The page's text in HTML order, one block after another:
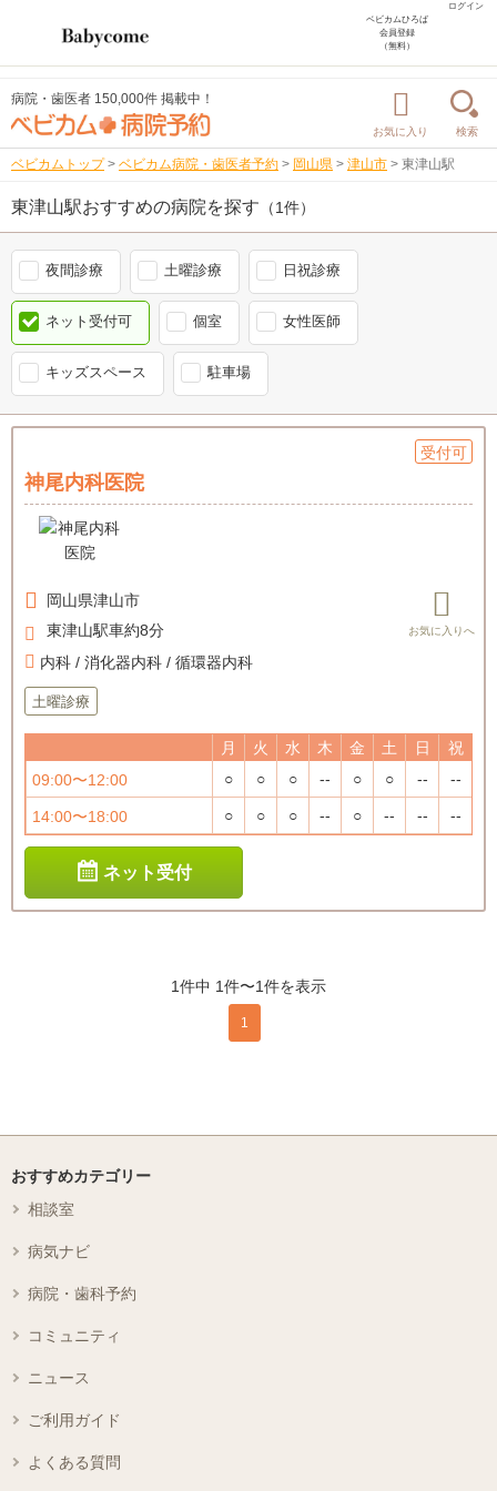
ログイン
ベビカムひろば
会員登録
（無料）
病院・歯医者 150,000件 掲載中！
お気に入り 検索
ベビカムトップ > ベビカム病院・歯医者予約 > 岡山県 > 津山市 > 東津山駅
東津山駅おすすめの病院を探す （1件）
夜間診療 土曜診療 日祝診療
ネット受付可 個室 女性医師
キッズスペース 駐車場
受付可
神尾内科医院
岡山県津山市
東津山駅車約8分
内科 / 消化器内科 / 循環器内科
土曜診療
月 火 水 木 金 土 日
祝
09:00〜12:00
○ ○ ○ -- ○ ○ -- --
14:00〜18:00 ○ ○ ○ -- ○ -- -- --
ネット受付
1件中 1件〜1件を表示
1
おすすめカテゴリー
相談室
病気ナビ
病院・歯科予約
コミュニティ
ニュース
ご利用ガイド
よくある質問